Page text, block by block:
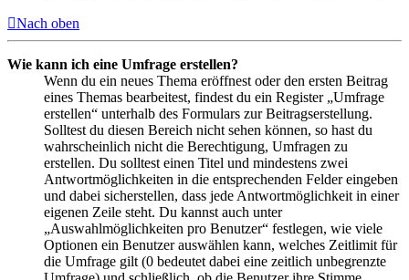
Nach oben
Wie kann ich eine Umfrage erstellen?
Wenn du ein neues Thema eröffnest oder den ersten Beitrag
eines Themas bearbeitest, findest du ein Register „Umfrage
erstellen“ unterhalb des Formulars zur Beitragserstellung.
Solltest du diesen Bereich nicht sehen können, so hast du
wahrscheinlich nicht die Berechtigung, Umfragen zu
erstellen. Du solltest einen Titel und mindestens zwei
Antwortmöglichkeiten in die entsprechenden Felder eingeben
und dabei sicherstellen, dass jede Antwortmöglichkeit in einer
eigenen Zeile steht. Du kannst auch unter
„Auswahlmöglichkeiten pro Benutzer“ festlegen, wie viele
Optionen ein Benutzer auswählen kann, welches Zeitlimit für
die Umfrage gilt (0 bedeutet dabei eine zeitlich unbegrenzte